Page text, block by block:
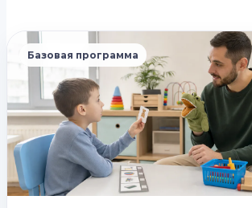
Базовая программа